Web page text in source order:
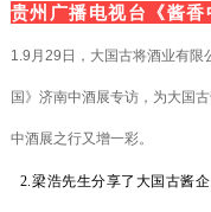
贵州广播电视台《酱香
1.9月29日，大国古将酒业有限
国》济南中酒展专访，为大国
中酒展之行又增一彩。
2.梁浩先生分享了大国古酱